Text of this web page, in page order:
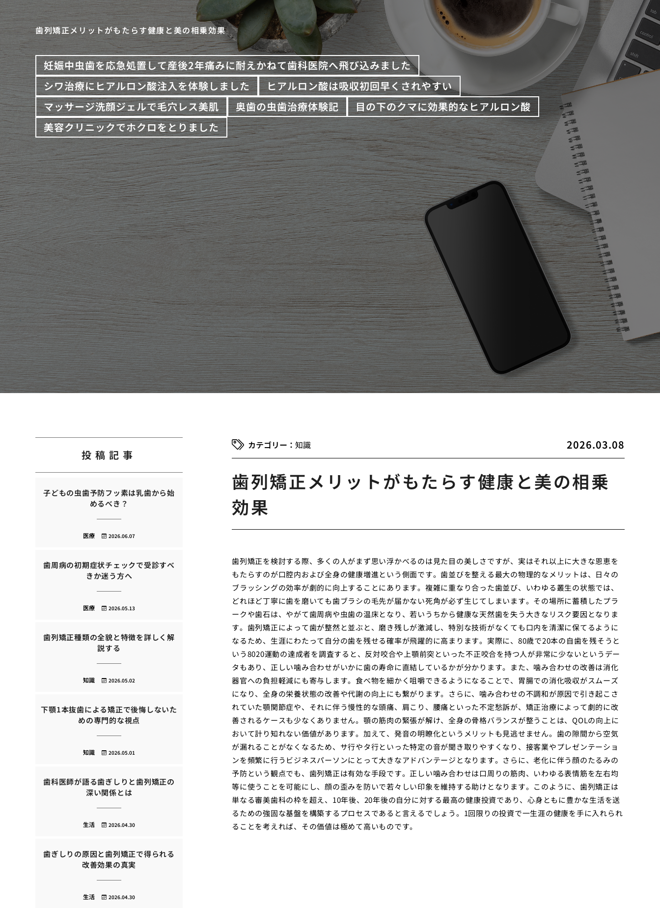
歯列矯正メリットがもたらす健康と美の相乗効果
妊娠中虫歯を応急処置して産後2年痛みに耐えかねて歯科医院へ飛び込みました
シワ治療にヒアルロン酸注入を体験しました
ヒアルロン酸は吸収初回早くされやすい
マッサージ洗顔ジェルで毛穴レス美肌
奥歯の虫歯治療体験記
目の下のクマに効果的なヒアルロン酸
美容クリニックでホクロをとりました
2026.03.08
知識
歯列矯正メリットがもたらす健康と美の相乗
効果
歯列矯正を検討する際、多くの人がまず思い浮かべるのは見た目の美しさですが、実はそれ以上に大きな恩恵を
もたらすのが口腔内および全身の健康増進という側面です。歯並びを整える最大の物理的なメリットは、日々の
ブラッシングの効率が劇的に向上することにあります。複雑に重なり合った歯並び、いわゆる叢生の状態では、
どれほど丁寧に歯を磨いても歯ブラシの毛先が届かない死角が必ず生じてしまいます。その場所に蓄積したプラ
ークや歯石は、やがて歯周病や虫歯の温床となり、若いうちから健康な天然歯を失う大きなリスク要因となりま
す。歯列矯正によって歯が整然と並ぶと、磨き残しが激減し、特別な技術がなくても口内を清潔に保てるように
なるため、生涯にわたって自分の歯を残せる確率が飛躍的に高まります。実際に、80歳で20本の自歯を残そうと
いう8020運動の達成者を調査すると、反対咬合や上顎前突といった不正咬合を持つ人が非常に少ないというデー
タもあり、正しい噛み合わせがいかに歯の寿命に直結しているかが分かります。また、噛み合わせの改善は消化
器官への負担軽減にも寄与します。食べ物を細かく咀嚼できるようになることで、胃腸での消化吸収がスムーズ
になり、全身の栄養状態の改善や代謝の向上にも繋がります。さらに、噛み合わせの不調和が原因で引き起こさ
れていた顎関節症や、それに伴う慢性的な頭痛、肩こり、腰痛といった不定愁訴が、矯正治療によって劇的に改
善されるケースも少なくありません。顎の筋肉の緊張が解け、全身の骨格バランスが整うことは、QOLの向上に
おいて計り知れない価値があります。加えて、発音の明瞭化というメリットも見逃せません。歯の隙間から空気
が漏れることがなくなるため、サ行やタ行といった特定の音が聞き取りやすくなり、接客業やプレゼンテーショ
ンを頻繁に行うビジネスパーソンにとって大きなアドバンテージとなります。さらに、老化に伴う顔のたるみの
予防という観点でも、歯列矯正は有効な手段です。正しい噛み合わせは口周りの筋肉、いわゆる表情筋を左右均
等に使うことを可能にし、顔の歪みを防いで若々しい印象を維持する助けとなります。このように、歯列矯正は
単なる審美歯科の枠を超え、10年後、20年後の自分に対する最高の健康投資であり、心身ともに豊かな生活を送
るための強固な基盤を構築するプロセスであると言えるでしょう。1回限りの投資で一生涯の健康を手に入れられ
ることを考えれば、その価値は極めて高いものです。
投稿記事
子どもの虫歯予防フッ素は乳歯から始
めるべき？
2026.06.07
医療
歯周病の初期症状チェックで受診すべ
きか迷う方へ
2026.05.13
医療
歯列矯正種類の全貌と特徴を詳しく解
説する
2026.05.02
知識
下顎1本抜歯による矯正で後悔しないた
めの専門的な視点
2026.05.01
知識
歯科医師が語る歯ぎしりと歯列矯正の
深い関係とは
2026.04.30
生活
歯ぎしりの原因と歯列矯正で得られる
改善効果の真実
2026.04.30
生活